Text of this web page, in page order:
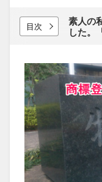
目次
素人の​
した。​